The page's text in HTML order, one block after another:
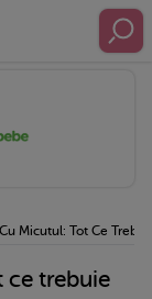
Micutul: Tot Ce
ce trebuie